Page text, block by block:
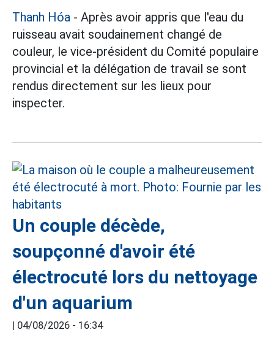
Thanh Hóa - Après avoir appris que l'eau du
ruisseau avait soudainement changé de
couleur, le vice-président du Comité populaire
provincial et la délégation de travail se sont
rendus directement sur les lieux pour
inspecter.
Un couple décède,
soupçonné d'avoir été
électrocuté lors du nettoyage
d'un aquarium
| 04/08/2026 - 16:34